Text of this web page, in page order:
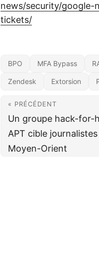
news/security/
tickets/
BPO MFA Bypass
Zendesk Extorsion
« PRÉCÉDENT
Un groupe hack-for-
APT cible
Moyen-Orient